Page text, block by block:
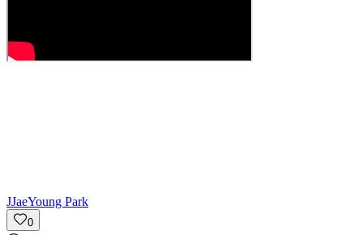
JJaeYoung Park
0